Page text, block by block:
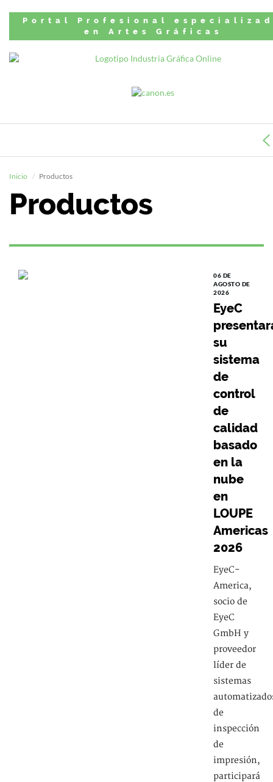
Portal Profesional
en Artes Gráficas
Inicio Productos
Productos
06 DE
AGOSTO DE
2026
EyeC
su
sistema
de
control
de
calidad
basado
en la
nube
en
LOUPE
Americas
2026
EyeC-
America,
socio de
EyeC
GmbH y
proveedor
líder de
sistemas
de
inspección
de
impresión,
participará